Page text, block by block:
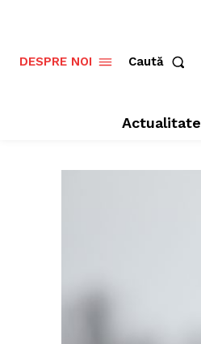
DESPRE NOI Caută
Actualitate